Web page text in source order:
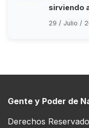
sirviendo
29 / Julio /
Gente y Poder de
Derechos